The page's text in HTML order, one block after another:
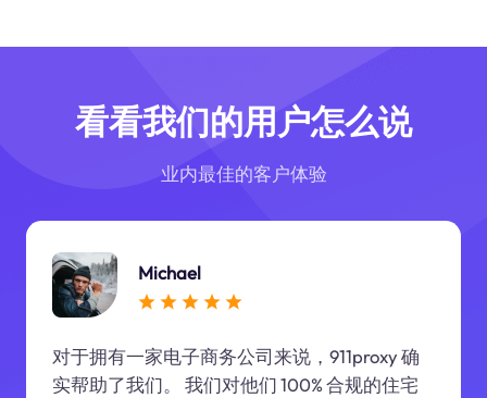
看看我们的用户怎么说
业内最佳的客户体验
Michael
对于拥有一家电子商务公司来说，911proxy 确
实帮助了我们。 我们对他们 100% 合规的住宅